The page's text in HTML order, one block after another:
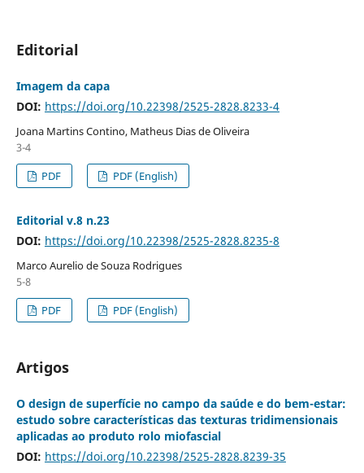
Editorial
Imagem da capa
DOI: https://doi.org/10.22398/2525-2828.8233-4
Joana Martins Contino, Matheus Dias de Oliveira
3-4
PDF
PDF (English)
Editorial v.8 n.23
DOI: https://doi.org/10.22398/2525-2828.8235-8
Marco Aurelio de Souza Rodrigues
5-8
PDF
PDF (English)
Artigos
O design de superfície no campo da saúde e do bem-estar:
estudo sobre características das texturas tridimensionais
aplicadas ao produto rolo miofascial
DOI: https://doi.org/10.22398/2525-2828.8239-35